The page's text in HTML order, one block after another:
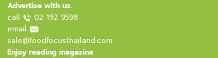
Advertise with us.
call
02 192 9598
email
sale@foodfocusthailand.com
Enjoy reading magazine